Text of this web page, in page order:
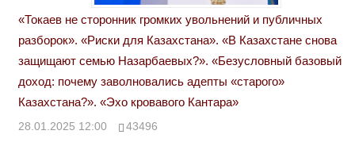
«Токаев не сторонник громких увольнений и публичных
разборок». «Риски для Казахстана». «В Казахстане снова
защищают семью Назарбаевых?». «Безусловный базовый
доход: почему заволновались адепты «старого»
Казахстана?». «Эхо кровавого Кантара»
28.01.2025 12:00 43496